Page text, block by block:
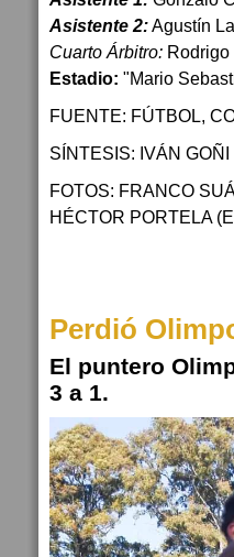
Asistente 2:Agustín
Cuarto Árbitro: Rodrigo
Estadio: "Mario
FUENTE: FÚTBOL,
SÍNTESIS: IVÁN
FOTOS: FRANCO
HÉCTOR PORTELA
Perdió
El puntero
3 a 1.